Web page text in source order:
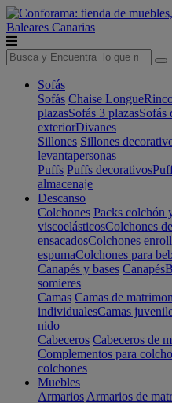
Baleares Canarias
Sofás
Sofás Chaise Longue
plazasSofás 3 plazasSofás
exteriorDivanes
Sillones Sillones
levantapersonas
Puffs Puffs decorativos
almacenaje
Descanso
Colchones Packs colchón
viscoelásticosColchones
ensacadosColchones
espumaColchones para
Canapés y bases Canapés
somieres
Camas Camas de
individualesCamas
nido
Cabeceros Cabeceros de
Complementos para
colchones
Muebles
Armarios Armarios de